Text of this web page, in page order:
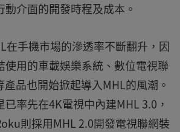
介面的開發時程及成本。
在手機市場的滲透率不斷翻升，因
使用的車載娛樂系統、數位電視聯
品也開始掀起導入MHL的風潮。
率先在4K電視中內建MHL 3.0，
則採用MHL 2.0開發電視聯網裝